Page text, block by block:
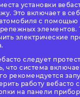
установки
Это включает в
с помощью
элементов.
электрические
следует
что система
рекомендуется
работу вебасто
на панели